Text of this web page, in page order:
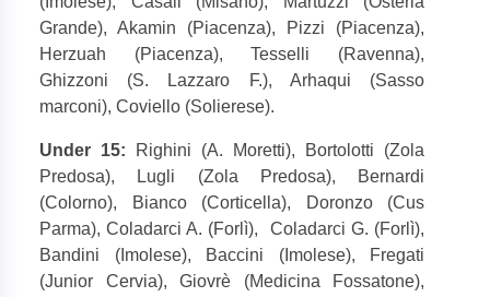
Grande), Akamin (Piacenza), Pizzi (Piacenza),
Herzuah (Piacenza), Tesselli (Ravenna),
Ghizzoni (S. Lazzaro F.), Arhaqui (Sasso
marconi), Coviello (Solierese).
Under 15:
Righini (A. Moretti), Bortolotti (Zola
Predosa), Lugli (Zola Predosa), Bernardi
(Colorno), Bianco (Corticella), Doronzo (Cus
Parma), Coladarci A. (Forlì),
Coladarci G. (Forlì),
Bandini (Imolese), Baccini (Imolese), Fregati
(Junior Cervia), Giovrè (Medicina Fossatone),